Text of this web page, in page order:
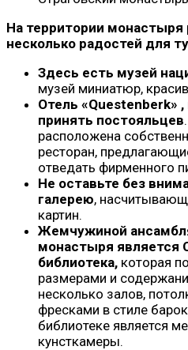
На территории монастыря
несколько радостей для
Здесь есть музей
музей миниатюр,
Отель «Questenberk»
принять постояльцев
расположена
ресторан,
отведать фирменного
Не оставьте без
галерею,
картин.
Жемчужиной
монастыря является
библиотека, которая
размерами и
несколько залов,
фресками в стиле
библиотеке является
кунсткамеры.